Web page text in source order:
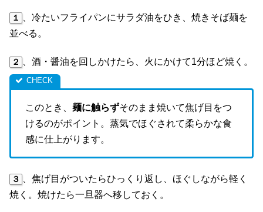
１ 、冷たいフライパンにサラダ油をひき、焼きそば麺を
並べる。
２ 、酒・醤油を回しかけたら、火にかけて1分ほど焼く。
このとき、 麺に触らずそのまま焼いて焦げ目をつ
けるのがポイント。蒸気でほぐされて柔らかな食
感に仕上がります。
３ 、焦げ目がついたらひっくり返し、ほぐしながら軽く
焼く。焼けたら一旦器へ移しておく。